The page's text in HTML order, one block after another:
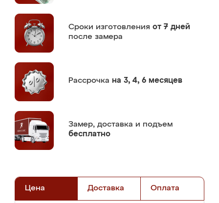
Сроки изготовления от 7 дней
после замера
Рассрочка на 3, 4, 6 месяцев
Замер, доставка и подъем
бесплатно
Цена Доставка Оплата